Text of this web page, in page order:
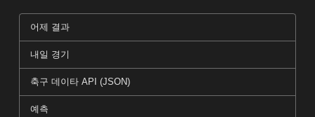
어제 결과
내일 경기
축구 데이타 API (JSON)
예측